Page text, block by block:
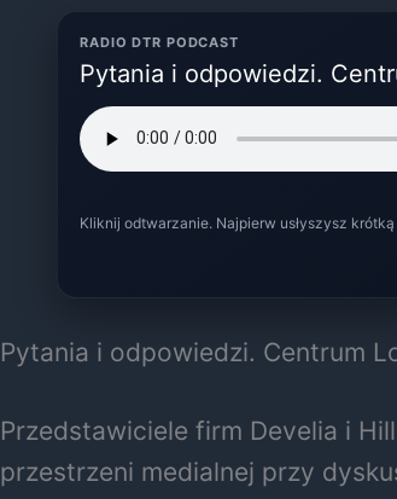
RADIO DTR PODCAST
Pytania i odpowiedzi.
Kliknij odtwarzanie. Najpierw usłyszysz
Pytania i odpowiedzi. Centrum
Przedstawiciele firm Develia i
przestrzeni medialnej przy